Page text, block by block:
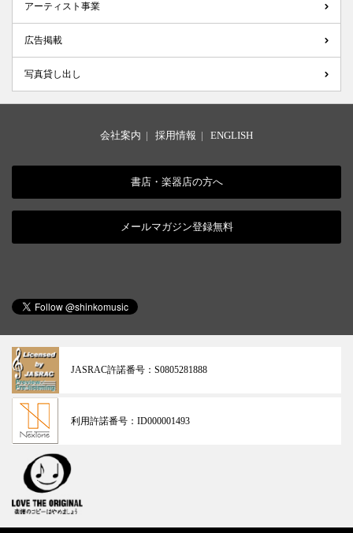
アーティスト事業
広告掲載
写真貸し出し
会社案内 | 採用情報 | ENGLISH
書店・楽器店の方へ
メールマガジン登録無料
JASRAC許諾番号： S0805281888
利用許諾番号： ID000001493